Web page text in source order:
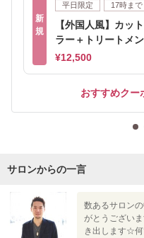
新
規
平日限定 17時まで
【外国人風】カッ
ラー＋トリートメ
¥12,500
おすすめクー
サロンからの一言
数あるサロン
がとうござい
き出します☆何